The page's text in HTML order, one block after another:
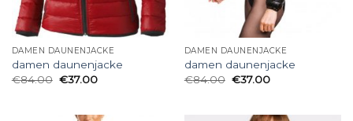
DAMEN DAUNENJACKE
damen daunenjacke
€84.00 €37.00
DAMEN DAUNENJACKE
damen daunenjacke
€84.00 €37.00